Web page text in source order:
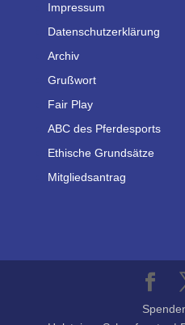
Impressum
Datenschutzerklärung
Archiv
Grußwort
Fair Play
ABC des Pferdesports
Ethische Grundsätze
Mitgliedsantrag